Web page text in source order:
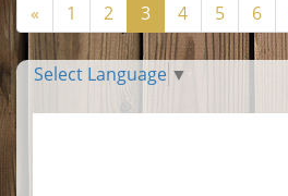
« 1 2 3 4 5 6
Select Language ▼